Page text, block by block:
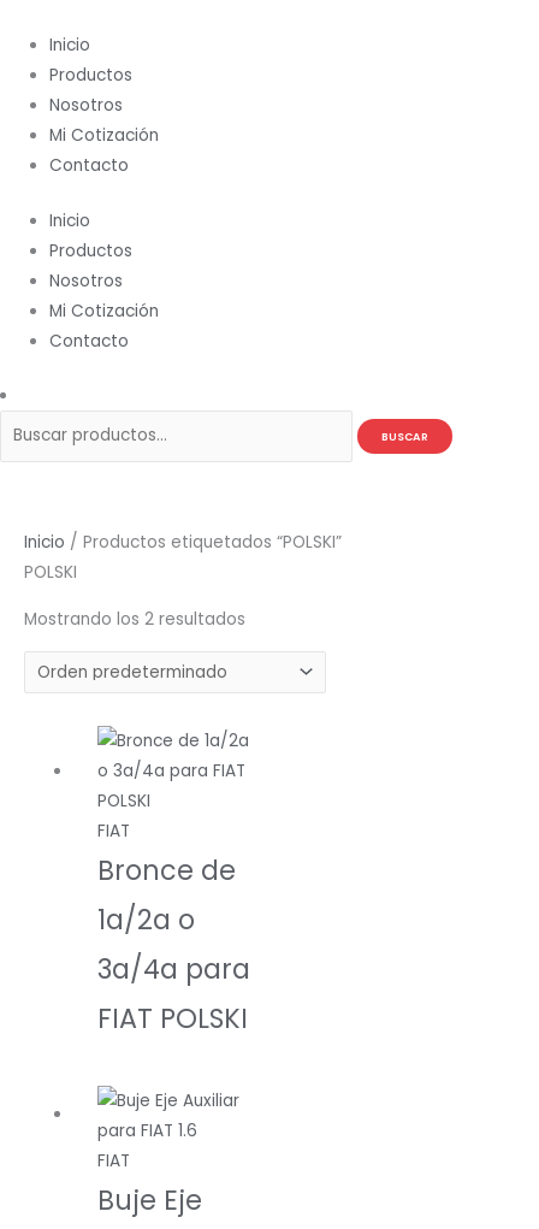
contenido
Inicio
Productos
Nosotros
Mi Cotización
Contacto
Inicio
Productos
Nosotros
Mi Cotización
Contacto
BUSCAR
Inicio / Productos etiquetados “POLSKI”
POLSKI
Mostrando los 2 resultados
FIAT
Bronce de
1a/2a o
3a/4a para
FIAT POLSKI
FIAT
Buje Eje